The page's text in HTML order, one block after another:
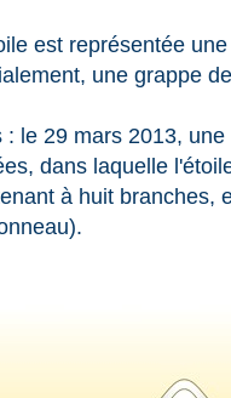
est représentée
une grappe
: le 29 mars 2013,
dans laquelle
à huit branches,